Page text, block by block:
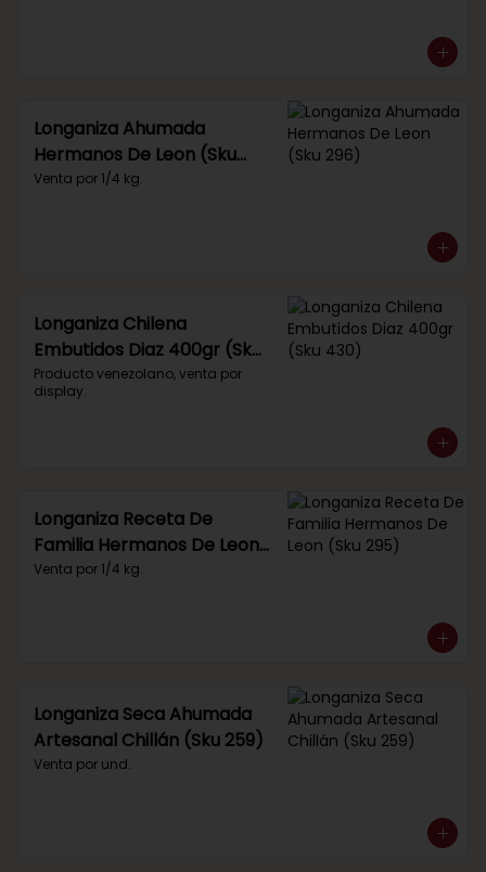
Longaniza Ahumada
Hermanos De Leon (Sku
296)
Venta por 1/4 kg.
Longaniza Chilena
Embutidos Diaz 400gr (Sku
430)
Producto venezolano, venta por
display.
Longaniza Receta De
Familia Hermanos De Leon
(Sku 295)
Venta por 1/4 kg.
Longaniza Seca Ahumada
Artesanal Chillán (Sku 259)
Venta por und.